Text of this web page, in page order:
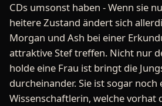
CDs umsonst haben - Wenn sie
heitere Zustand ändert sich
Morgan und Ash bei einer
attraktive Stef treffen. Nicht nur
holde eine Frau ist bringt die
durcheinander. Sie ist sogar noch
Wissenschaftlerin, welche vorhat